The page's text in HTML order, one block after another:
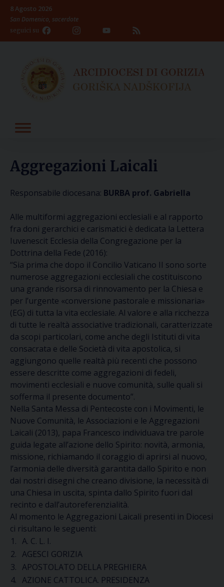
Skip
content
8 Agosto 2026
San Domenico, sacerdote
seguici su Facebook InstagramYouTube
Channel
Aggregazioni Laicali
Responsabile diocesana: BURBA prof. Gabriella
Alle multiformi aggregazioni ecclesiali e al rapporto
fra doni gerarchici e carismatici è dedicata la Lettera
Iuvenescit Ecclesia della Congregazione per la
Dottrina della Fede (2016):
“Sia prima che dopo il Concilio Vaticano II sono sorte
numerose aggregazioni ecclesiali che costituiscono
una grande risorsa di rinnovamento per la Chiesa e
per l’urgente «conversione pastorale e missionaria»
(EG) di tutta la vita ecclesiale. Al valore e alla ricchezza
di tutte le realtà associative tradizionali, caratterizzate
da scopi particolari, come anche degli Istituti di vita
consacrata e delle Società di vita apostolica, si
aggiungono quelle realtà più recenti che possono
essere descritte come aggregazioni di fedeli,
movimenti ecclesiali e nuove comunità, sulle quali si
sofferma il presente documento”.
Nella Santa Messa di Pentecoste con i Movimenti, le
Nuove Comunità, le Associazioni e le Aggregazioni
Laicali (2013), papa Francesco individuava tre parole
guida legate all’azione dello Spirito: novità, armonia,
missione, richiamando il coraggio di aprirsi al nuovo,
l’armonia delle diversità garantita dallo Spirito e non
dai nostri disegni che creano divisione, la necessità di
una Chiesa in uscita, spinta dallo Spirito fuori dal
recinto e dall’autoreferenzialità.
Al momento le Aggregazioni Laicali presenti in Diocesi
ci risultano le seguenti:
1. A. C. L. I.
2. AGESCI GORIZIA
3. APOSTOLATO DELLA PREGHIERA
4. AZIONE CATTOLICA. PRESIDENZA